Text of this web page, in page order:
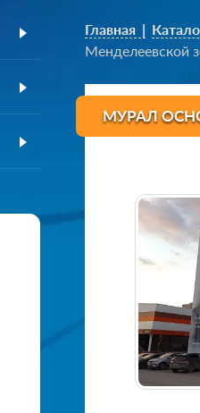
Главная
Менделеевской
МУРАЛ